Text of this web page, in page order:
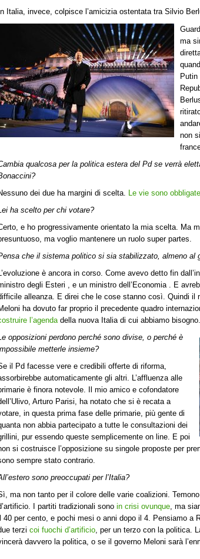
In Italia, invece, colpisce l’amicizia ostentata tra Silvio
ma
Putin
non
qualcosa per la politica estera del Pd se verrà
dei due ha margini di scelta. Le vie sono obbligate
ha scelto per chi votare?
e ho progressivamente orientato la mia scelta. Ma
ma voglio mantenere un ruolo super partes.
che il sistema politico si sia stabilizzato, almeno al
è ancora in corso. Come avevo detto fin
degli Esteri , e un ministro dell’Economia . E
alleanza. E direi che le cose stanno così. Quindi il
ha dovuto far proprio il precedente quadro
l’agendadella nuova Italia di cui abbiamo bisogno.
opposizioni perdono perché sono divise, o perché è
metterle insieme?
il Pd facesse vere e credibili offerte di riforma,
automaticamente gli altri. L’affluenza alle
è finora notevole. Il mio amico e cofondatore
Arturo Parisi, ha notato che si è recata a
in questa prima fase delle primarie, più gente di
non abbia partecipato a tutte le consultazioni dei
pur essendo queste semplicemente on line. E poi
si costruisce l’opposizione su singole proposte per
sempre stato contrario.
sono preoccupati per l’Italia?
ma non tanto per il colore delle varie coalizioni.
I partiti tradizionali sono in crisi ovunque, ma
40 per cento, e pochi mesi o anni dopo il 4. Pensiamo a
terzi coi fuochi d’artificio, per un terzo con la politica.
davvero la politica, o se il governo Meloni sarà